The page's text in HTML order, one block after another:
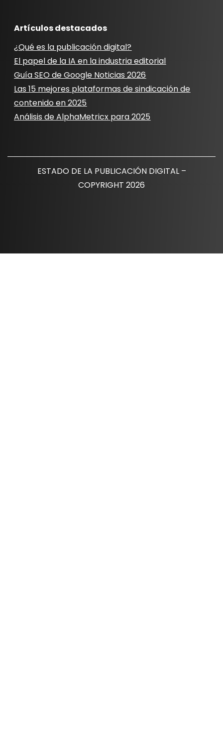
Artículos destacados
¿Qué es la publicación digital?
El papel de la IA en la industria editorial
Guía SEO de Google Noticias 2026
Las 15 mejores plataformas de sindicación de
contenido en 2025
Análisis de AlphaMetricx para 2025
ESTADO DE LA PUBLICACIÓN DIGITAL –
COPYRIGHT 2026